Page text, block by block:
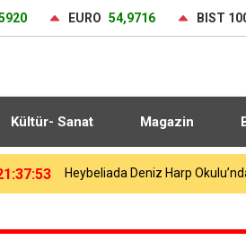
EURO 54,9716 BIST
Kültür- Sanat Magazin
Galatasaray yeni sezon